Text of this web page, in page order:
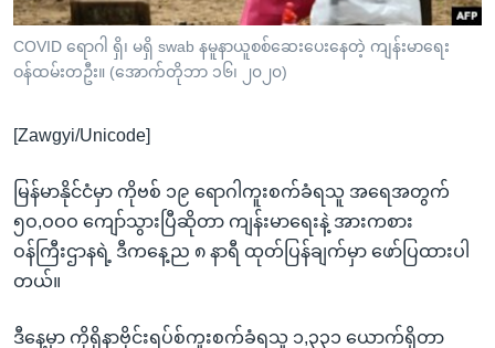
ကျော်
ကြည့်
ရန်
ရန်
ကျော်
ရန်
COVID ရောဂါ ရှိ၊ မရှိ swab နမူနာယူစစ်ဆေးပေးနေတဲ့ ကျန်းမာရေး
ဝန်ထမ်းတဦး။ (အောက်တိုဘာ ၁၆၊ ၂၀၂၀)
[Zawgyi/Unicode]
မြန်မာနိုင်ငံမှာ ကိုဗစ် ၁၉ ရောဂါကူးစက်ခံရသူ အရေအတွက်
၅ဝ,ဝဝဝ ကျော်သွားပြီဆိုတာ ကျန်းမာရေးနဲ့ အားကစား
ဝန်ကြီးဌာနရဲ့ ဒီကနေ့ည ၈ နာရီ ထုတ်ပြန်ချက်မှာ ဖော်ပြထားပါ
တယ်။
ဒီနေ့မှာ ကိုရိုနာဗိုင်းရပ်စ်ကူးစက်ခံရသူ ၁,၃၃၁ ယောက်ရှိတာ